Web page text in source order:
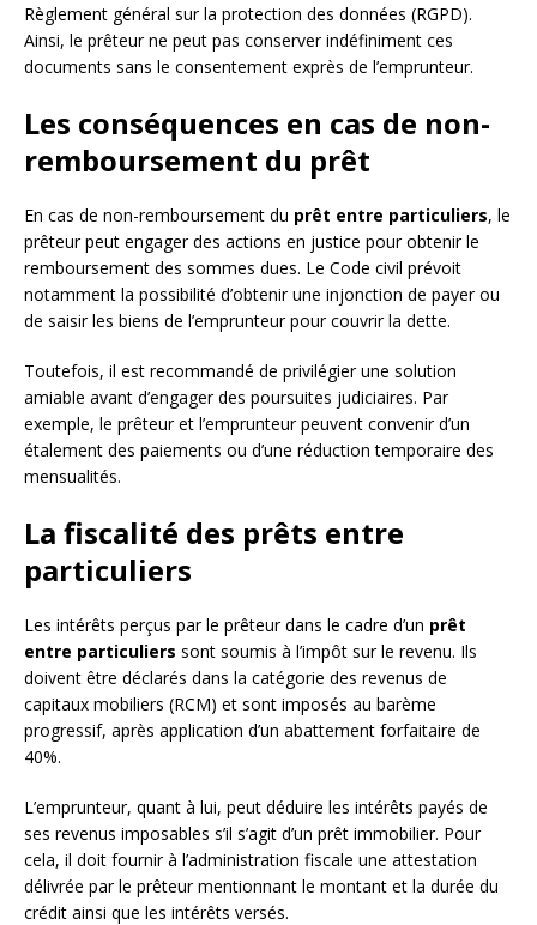
Règlement général sur la protection des données (RGPD).
Ainsi, le prêteur ne peut pas conserver indéfiniment ces
documents sans le consentement exprès de l’emprunteur.
Les conséquences en cas de non-
remboursement du prêt
En cas de non-remboursement du prêt entre particuliers, le
prêteur peut engager des actions en justice pour obtenir le
remboursement des sommes dues. Le Code civil prévoit
notamment la possibilité d’obtenir une injonction de payer ou
de saisir les biens de l’emprunteur pour couvrir la dette.
Toutefois, il est recommandé de privilégier une solution
amiable avant d’engager des poursuites judiciaires. Par
exemple, le prêteur et l’emprunteur peuvent convenir d’un
étalement des paiements ou d’une réduction temporaire des
mensualités.
La fiscalité des prêts entre
particuliers
Les intérêts perçus par le prêteur dans le cadre d’un prêt
entre particuliers sont soumis à l’impôt sur le revenu. Ils
doivent être déclarés dans la catégorie des revenus de
capitaux mobiliers (RCM) et sont imposés au barème
progressif, après application d’un abattement forfaitaire de
40%.
L’emprunteur, quant à lui, peut déduire les intérêts payés de
ses revenus imposables s’il s’agit d’un prêt immobilier. Pour
cela, il doit fournir à l’administration fiscale une attestation
délivrée par le prêteur mentionnant le montant et la durée du
crédit ainsi que les intérêts versés.